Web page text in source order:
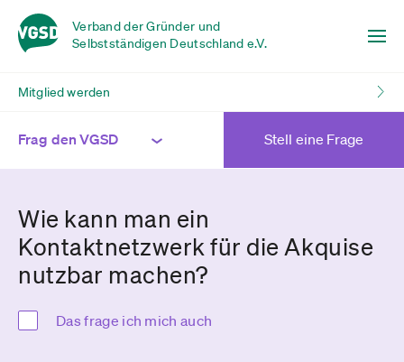
Verband der Gründer und
Selbstständigen Deutschland e.V.
Mitglied werden
Frag den VGSD Stell eine Frage
Wie kann man ein
Kontaktnetzwerk für die Akquise
nutzbar machen?
Das frage ich mich auch